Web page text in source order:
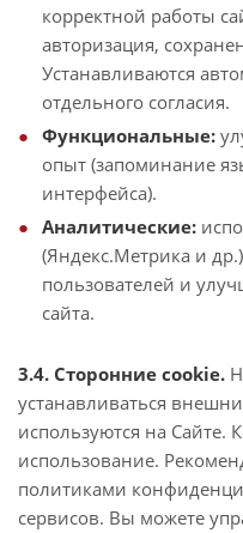
корректной работы
авторизация,
Устанавливаются
отдельного согласия.
Функциональные:
опыт (запоминание
интерфейса).
Аналитические:
(Яндекс.Метрика и
пользователей и
сайта.
3.4. Сторонние cookie.
устанавливаться
используются на Сайте.
использование.
политиками
сервисов. Вы можете